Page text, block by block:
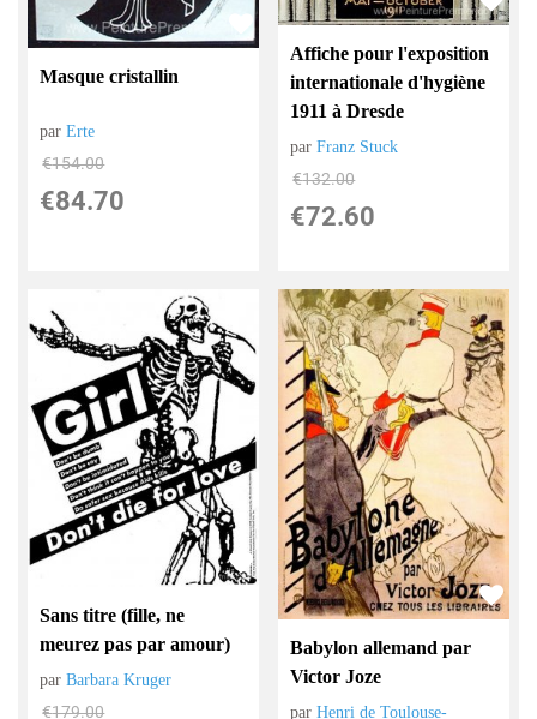
Masque cristallin
parErte
€154.00
€84.70
Affiche pour l'exposition
internationale d'hygiène
1911 à Dresde
parFranz Stuck
€132.00
€72.60
Sans titre (fille, ne
meurez pas par amour)
parBarbara Kruger
€179.00
Babylon allemand par
Victor Joze
parHenri de Toulouse-